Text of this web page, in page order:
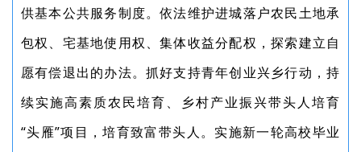
供基本公共服务制度。依法维护进城落户农民土地承
包权、宅基地使用权、集体收益分配权，探索建立自
愿有偿退出的办法。抓好支持青年创业兴乡行动，持
续实施高素质农民培育、乡村产业振兴带头人培育
“头雁”项目，培育致富带头人。实施新一轮高校毕业